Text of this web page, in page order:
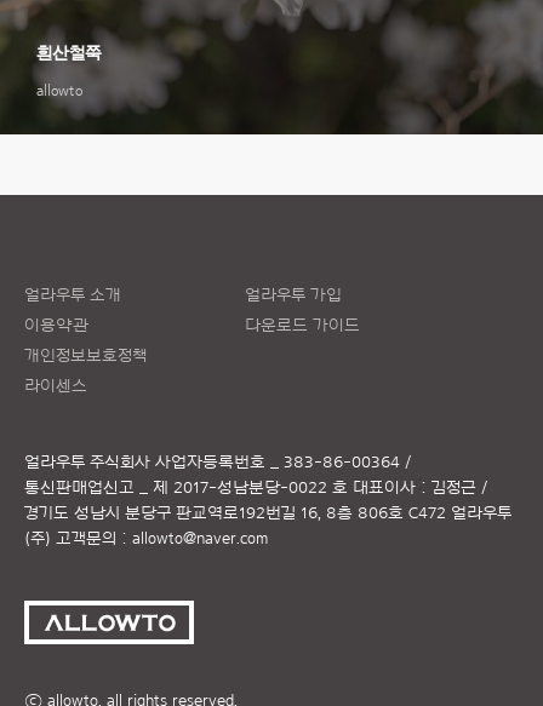
allowto
흰산철쭉
얼라우투 소개
이용약관
개인정보보호정책
라이센스
얼라우투 가입
다운로드 가이드
얼라우투 주식회사 사업자등록번호 _ 383-86-00364 /
통신판매업신고 _ 제 2017-성남분당-0022 호 대표이사 : 김정근 /
경기도 성남시 분당구 판교역로192번길 16, 8층 806호 C472 얼라우투
(주) 고객문의 : allowto@naver.com
ⓒ allowto. all rights reserved.